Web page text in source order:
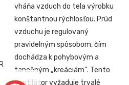
vháňa vzduch do tela výrobku
konštantnou rýchlosťou. Prúd
vzduchu je regulovaný
pravidelným spôsobom, čím
dochádza k pohybovým a
tanečným „kreáciám“. Tento
ventilátor vyžaduje trvalé